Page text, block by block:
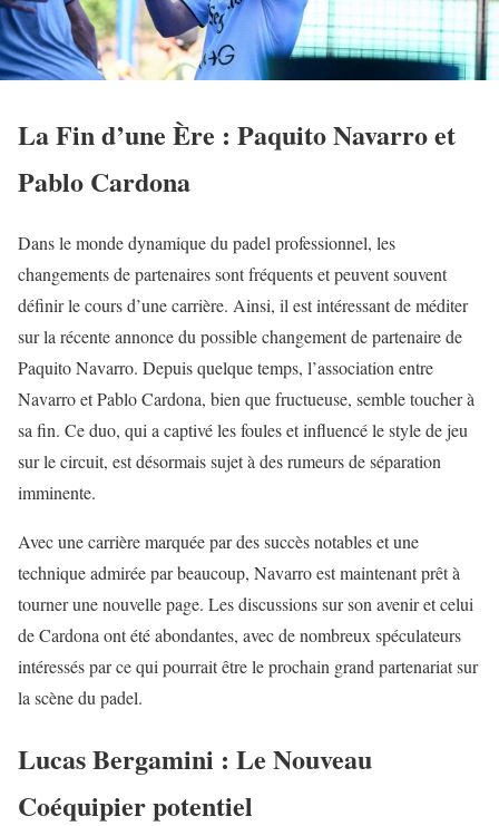
La Fin d’une Ère : Paquito Navarro et
Pablo Cardona
Dans le monde dynamique du padel professionnel, les
changements de partenaires sont fréquents et peuvent souvent
définir le cours d’une carrière. Ainsi, il est intéressant de méditer
sur la récente annonce du possible changement de partenaire de
Paquito Navarro. Depuis quelque temps, l’association entre
Navarro et Pablo Cardona, bien que fructueuse, semble toucher à
sa fin. Ce duo, qui a captivé les foules et influencé le style de jeu
sur le circuit, est désormais sujet à des rumeurs de séparation
imminente.
Avec une carrière marquée par des succès notables et une
technique admirée par beaucoup, Navarro est maintenant prêt à
tourner une nouvelle page. Les discussions sur son avenir et celui
de Cardona ont été abondantes, avec de nombreux spéculateurs
intéressés par ce qui pourrait être le prochain grand partenariat sur
la scène du padel.
Lucas Bergamini : Le Nouveau
Coéquipier potentiel